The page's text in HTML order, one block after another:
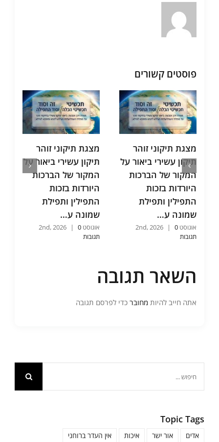
פוסטים קשורים
מצגת תיקוני זוהר
תיקון עשירי ביאור על
המקור של הברכות
היורדות בזכות
התפילין ותפילת
שמונה ע…
אוגוסט 2nd, 2026 |
0
תגובות
מצגת תיקוני זוהר
תיקון עשירי ביאור על
המקור של הברכות
היורדות בזכות
התפילין ותפילת
שמונה ע…
אוגוסט 2nd, 2026 |
0
תגובות
השאר תגובה
אתה חייב להיות מחובר כדי לפרסם תגובה
Topic Tags
אדים אור ישר איכות
אין העדר ברוחני